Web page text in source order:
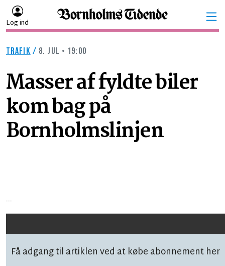
Log ind
TRAFIK / 8. JUL • 19:00
Masser af fyldte biler
kom bag på
Bornholmslinjen
...
Få adgang til artiklen ved at købe abonnement her